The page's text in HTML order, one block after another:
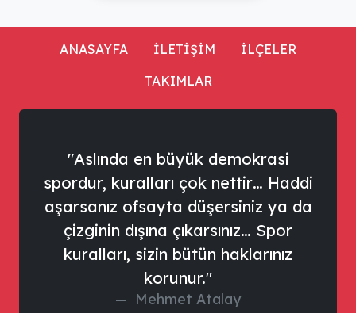
ANASAYFA İLETİŞİM
İLÇELER
TAKIMLAR
"Aslında en büyük demokrasi
spordur, kuralları çok nettir… Haddi
aşarsanız ofsayta düşersiniz ya da
çizginin dışına çıkarsınız… Spor
kuralları, sizin bütün haklarınız
korunur."
Mehmet Atalay